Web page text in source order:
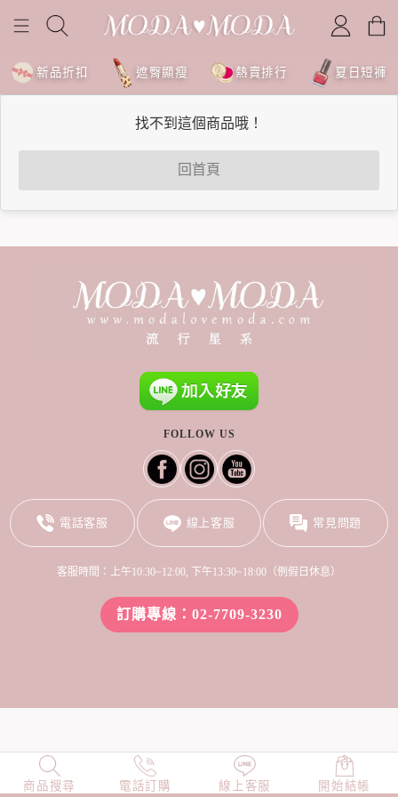
新品折扣 遮臀顯瘦 熱賣排行 夏日短褲
找不到這個商品哦！
回首頁
商品搜尋 電話訂購 線上客服 開始結帳
NEW 店長精選 TOP100 小編穿搭
FOLLOW US
電話客服 線上客服 常見問題
客服時間：上午10:30~12:00, 下午13:30~18:00（例假日休息）
訂購專線：02-7709-3230